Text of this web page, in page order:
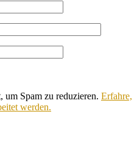
um Spam zu reduzieren. Erfahre,
werden.